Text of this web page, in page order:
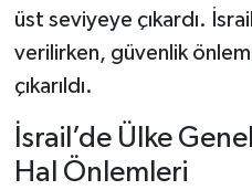
üst seviyeye çıkardı.
verilirken, güvenlik
çıkarıldı.
İsrail’de Ülke
Hal Önlemleri
Yaşam
KAHRAMANMARAŞ